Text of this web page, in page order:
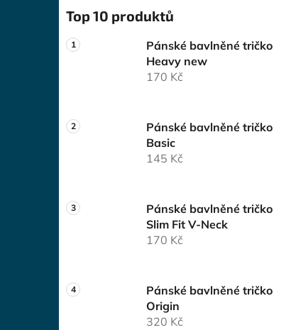
Top 10 produktů
Pánské bavlněné tričko
Heavy new
170 Kč
Pánské bavlněné tričko
Basic
145 Kč
Pánské bavlněné tričko
Slim Fit V-Neck
170 Kč
Pánské bavlněné tričko
Origin
320 Kč